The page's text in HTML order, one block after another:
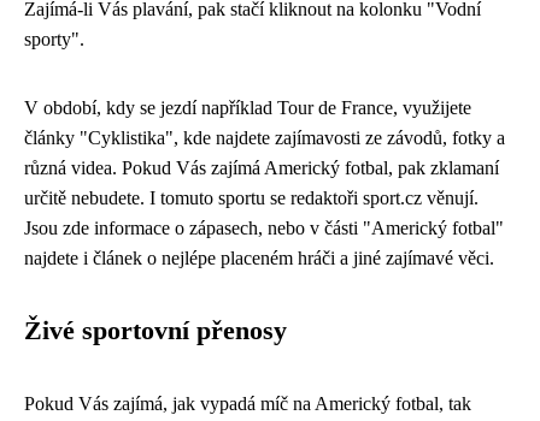
Zajímá-li Vás plavání, pak stačí kliknout na kolonku "Vodní
sporty".
V období, kdy se jezdí například Tour de France, využijete
články "Cyklistika", kde najdete zajímavosti ze závodů, fotky a
různá videa. Pokud Vás zajímá Americký fotbal, pak zklamaní
určitě nebudete. I tomuto sportu se redaktoři sport.cz věnují.
Jsou zde informace o zápasech, nebo v části "Americký fotbal"
najdete i článek o nejlépe placeném hráči a jiné zajímavé věci.
Živé sportovní přenosy
Pokud Vás zajímá, jak vypadá míč na Americký fotbal, tak